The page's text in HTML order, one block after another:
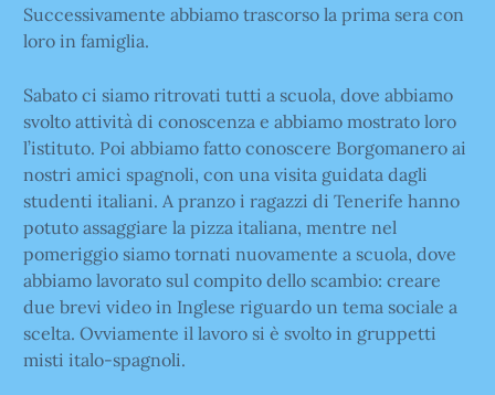
Successivamente abbiamo trascorso la prima sera con
loro in famiglia.
Sabato ci siamo ritrovati tutti a scuola, dove abbiamo
svolto attività di conoscenza e abbiamo mostrato loro
l’istituto. Poi abbiamo fatto conoscere Borgomanero ai
nostri amici spagnoli, con una visita guidata dagli
studenti italiani. A pranzo i ragazzi di Tenerife hanno
potuto assaggiare la pizza italiana, mentre nel
pomeriggio siamo tornati nuovamente a scuola, dove
abbiamo lavorato sul compito dello scambio: creare
due brevi video in Inglese riguardo un tema sociale a
scelta. Ovviamente il lavoro si è svolto in gruppetti
misti italo-spagnoli.